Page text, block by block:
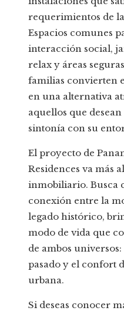
requerimientos de
Espacios comunes
interacción social,
relax y áreas
familias convierten
en una alternativa
aquellos que
sintonía con su
El proyecto de
Residences va más
inmobiliario. Busca
conexión entre la
legado histórico,
modo de vida que
de ambos
pasado y el confort
urbana.
Si deseas conocer